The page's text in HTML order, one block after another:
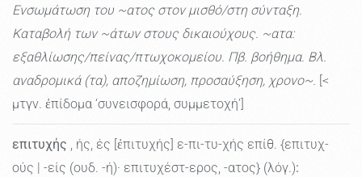
Ενσωμάτωση του ~ατος στον μισθό/στη σύνταξη.
Καταβολή των ~άτων στους δικαιούχους. ~ατα:
εξαθλίωσης/πείνας/πτωχοκομείου. Πβ. βοήθημα. Βλ.
αναδρομικά (τα), αποζημίωση, προσαύξηση, χρονο~. [<
μτγν. ἐπίδομα ‘συνεισφορά, συμμετοχή’]
επιτυχής , ής, ές [ἐπιτυχής] ε-πι-τυ-χής επίθ. {επιτυχ-
ούς | -είς (ουδ. -ή)· επιτυχέστ-ερος, -ατος} (λόγ.):